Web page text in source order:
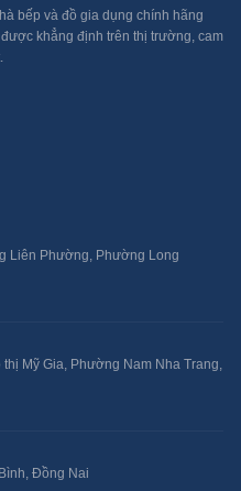
bếp và đồ gia dụng chính hãng
khẳng định trên thị trường, cam
Liên Phường, Phường Long
Mỹ Gia, Phường Nam Nha Trang,
Đồng Nai